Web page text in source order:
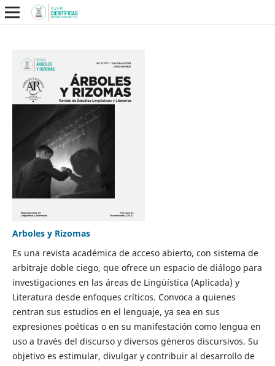
Arboles y Rizomas
Es una revista académica de acceso abierto, con sistema de
arbitraje doble ciego, que ofrece un espacio de diálogo para
investigaciones en las áreas de Lingüística (Aplicada) y
Literatura desde enfoques críticos. Convoca a quienes
centran sus estudios en el lenguaje, ya sea en sus
expresiones poéticas o en su manifestación como lengua en
uso a través del discurso y diversos géneros discursivos. Su
objetivo es estimular, divulgar y contribuir al desarrollo de